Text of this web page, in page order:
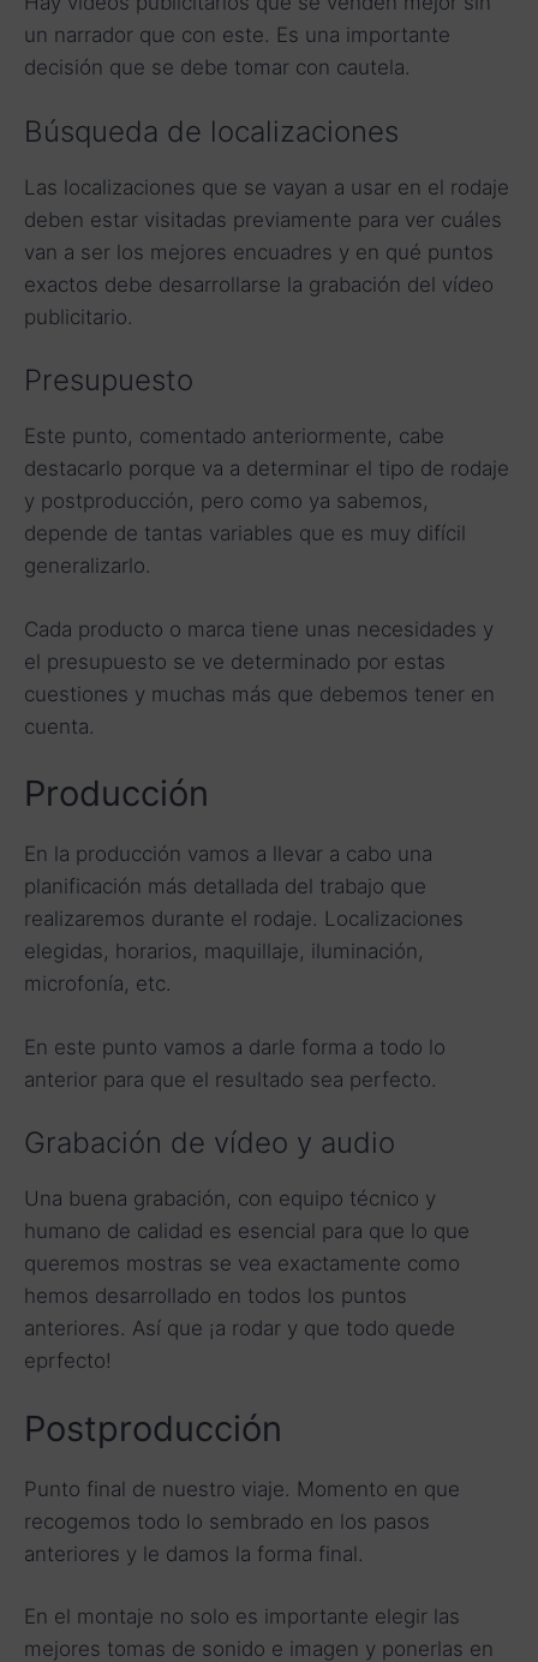
un narrador que con este. Es una importante
decisión que se debe tomar con cautela.
Búsqueda de localizaciones
Las localizaciones que se vayan a usar en el rodaje
deben estar visitadas previamente para ver cuáles
van a ser los mejores encuadres y en qué puntos
exactos debe desarrollarse la grabación del vídeo
publicitario.
Presupuesto
Este punto, comentado anteriormente, cabe
destacarlo porque va a determinar el tipo de rodaje
y postproducción, pero como ya sabemos,
depende de tantas variables que es muy difícil
generalizarlo.
Cada producto o marca tiene unas necesidades y
el presupuesto se ve determinado por estas
cuestiones y muchas más que debemos tener en
cuenta.
Producción
En la producción vamos a llevar a cabo una
planificación más detallada del trabajo que
realizaremos durante el rodaje. Localizaciones
elegidas, horarios, maquillaje, iluminación,
microfonía, etc.
En este punto vamos a darle forma a todo lo
anterior para que el resultado sea perfecto.
Grabación de vídeo y audio
Una buena grabación, con equipo técnico y
humano de calidad es esencial para que lo que
queremos mostras se vea exactamente como
hemos desarrollado en todos los puntos
anteriores. Así que ¡a rodar y que todo quede
eprfecto!
Postproducción
Punto final de nuestro viaje. Momento en que
recogemos todo lo sembrado en los pasos
anteriores y le damos la forma final.
En el montaje no solo es importante elegir las
mejores tomas de sonido e imagen y ponerlas en